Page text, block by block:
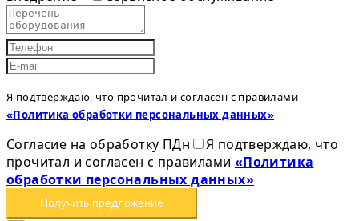
Я подтверждаю, что прочитал и согласен с правилами
«Политика обработки персональных данных»
Согласие на обработку ПДн
Я подтверждаю, что
прочитал и согласен с правилами «Политика
обработки персональных данных»
Получить предложение